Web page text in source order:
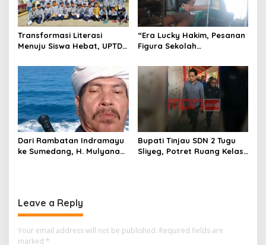
Transformasi Literasi
Menuju Siswa Hebat, UPTD
Inovasi di Pameran GLS
NePasi Gemaca
“Era Lucky Hakim, Pesanan
Figura Sekolah
Indramayu Terancam
Bangkrut!”
Dari Rambatan Indramayu
ke Sumedang, H. Mulyana
Bupati Tinjau SDN 2 Tugu
Sliyeg, Potret Ruang Kelas
Leave a Reply
Your email address will not be published. Required fields are
marked *